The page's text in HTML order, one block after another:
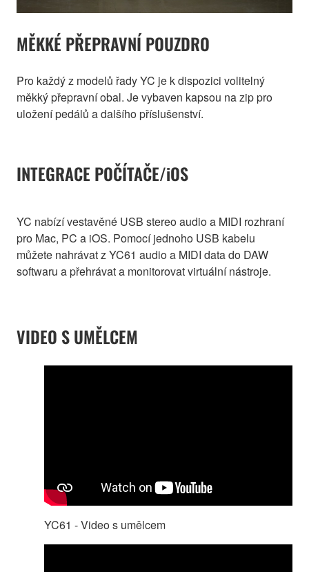
MĚKKÉ PŘEPRAVNÍ POUZDRO
Pro každý z modelů řady YC je k dispozici volitelný
měkký přepravní obal. Je vybaven kapsou na zip pro
uložení pedálů a dalšího příslušenství.
INTEGRACE POČÍTAČE/iOS
YC nabízí vestavěné USB stereo audio a MIDI rozhraní
pro Mac, PC a iOS. Pomocí jednoho USB kabelu
můžete nahrávat z YC61 audio a MIDI data do DAW
softwaru a přehrávat a monitorovat virtuální nástroje.
VIDEO S UMĚLCEM
YC61 - Video s umělcem